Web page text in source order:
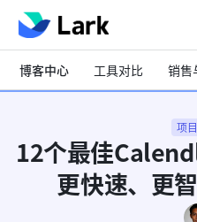
博客中心 工具对比 销售
项
12个最佳
更快速、更